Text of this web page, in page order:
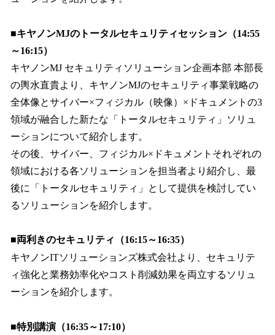
■キヤノンMJのトータルセキュリティセッション（14:55
～16:15）
キヤノンMJ セキュリティソリューション企画本部 本部長
の輿水直貴より、キヤノンMJのセキュリティ事業戦略の
全体像とサイバー×フィジカル（映像）×ドキュメントの3
領域が融合した新たな「トータルセキュリティ」ソリュ
ーションについて紹介します。
その後、サイバー、フィジカル×ドキュメントそれぞれの
領域における各ソリューションを担当者より紹介し、最
後に「トータルセキュリティ」として提供を検討してい
るソリューションを紹介します。
■両利きのセキュリティ（16:15～16:35）
キヤノンITソリューションズ株式会社より、セキュリテ
ィ強化と業務効率化やコスト削減効果を両立するソリュ
ーションを紹介します。
■特別講演（16:35～17:10）